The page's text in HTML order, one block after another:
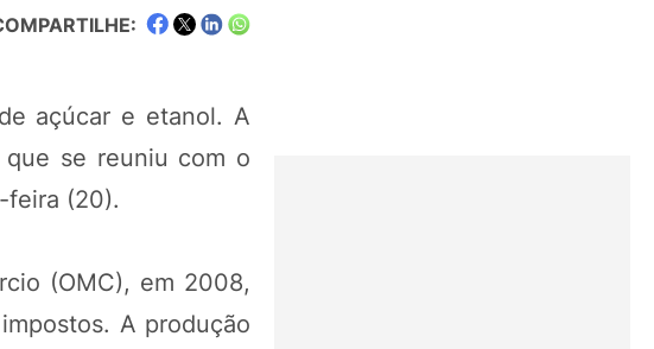
açúcar e etanol. A
que se reuniu com o
feira (20).
(OMC), em 2008,
A produção